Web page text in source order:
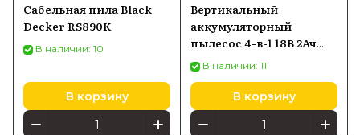
Сабельная пила Black
Decker RS890K
В наличии: 10
В корзину
Вертикальный
аккумуляторный
пылесос 4-в-1 18В 2Ач
BLACK+DECKER
BHFEV182C
В наличии: 11
В корзину